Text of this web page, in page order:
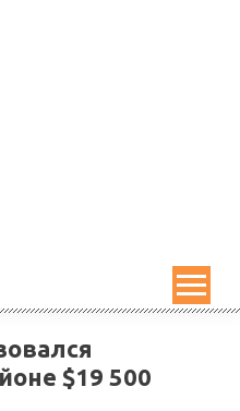
$19 500